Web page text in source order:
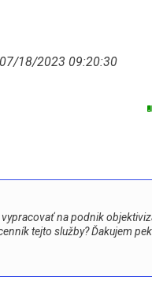
18/2023 09:20:30
na podnik
tejto služby? Ďakujem